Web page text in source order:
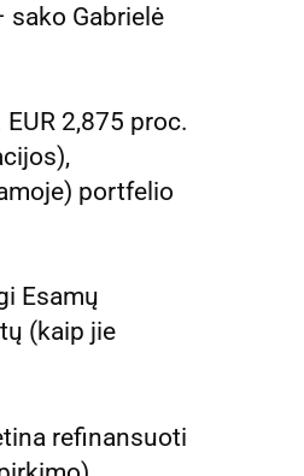
sako Gabrielė
2,875 proc.
portfelio
Esamų
(kaip jie
refinansuoti